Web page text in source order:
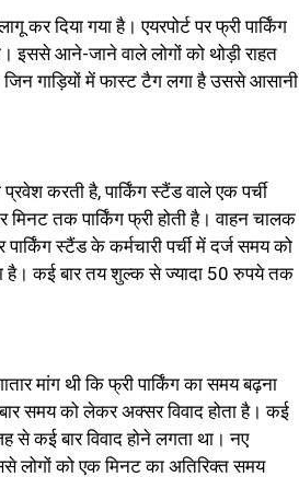
कर दिया गया है। एयरपोर्ट पर फ्री पार्किंग
इससे आने-जाने वाले लोगों को थोड़ी राहत
जिन गाड़ियों में फास्ट टैग लगा है उससे आसानी
करती है, पार्किंग स्टैंड वाले एक पर्ची
तक पार्किंग फ्री होती है। वाहन चालक
स्टैंड के कर्मचारी पर्ची में दर्ज समय को
है। कई बार तय शुल्क से ज्यादा 50 रुपये तक
मांग थी कि फ्री पार्किंग का समय बढ़ना
बार समय को लेकर अक्सर विवाद होता है। कई
से कई बार विवाद होने लगता था। नए
लोगों को एक मिनट का अतिरिक्त समय